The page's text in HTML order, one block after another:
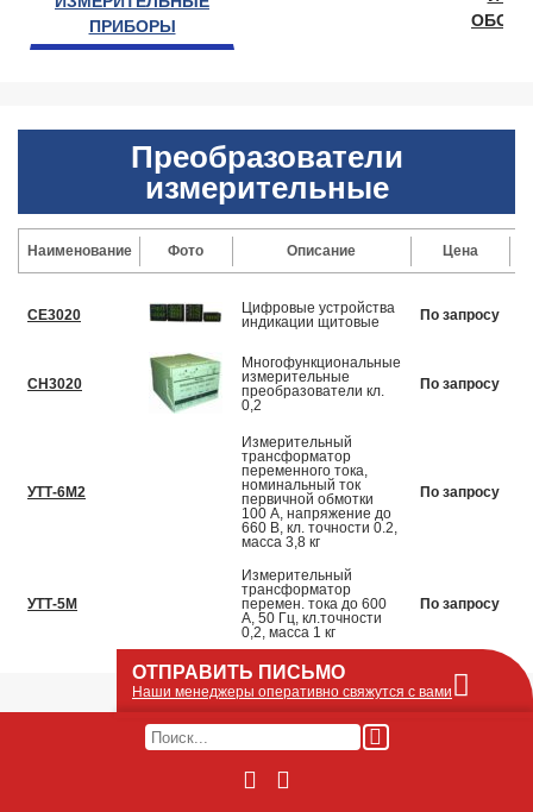
ПРИБОРЫ
Преобразователи
измерительные
Наименование Фото Описание Цена
СЕ3020
Цифровые устройства
индикации щитовые
По запросу
СН3020
Многофункциональные
измерительные
преобразователи кл.
0,2
По запросу
УТТ-6М2
Измерительный
трансформатор
переменного тока,
номинальный ток
первичной обмотки
100 А, напряжение до
660 В, кл. точности 0.2,
масса 3,8 кг
По запросу
УТТ-5М
Измерительный
трансформатор
перемен. тока до 600
А, 50 Гц, кл.точности
0,2, масса 1 кг
По запросу
ОТПРАВИТЬ ПИСЬМО
Наши менеджеры оперативно свяжутся с вами
Оставьте Ваше сообщение или запрос по
его получим по e-mail и оперативно ответим!